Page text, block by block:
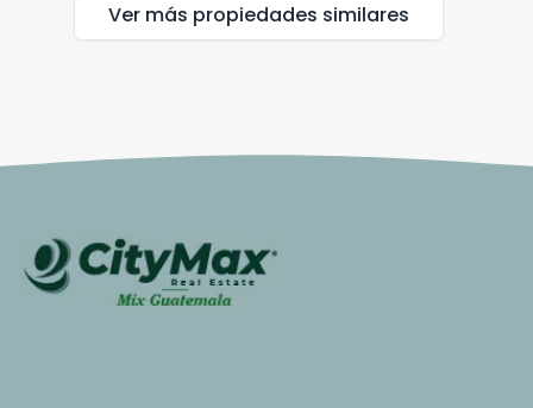
Ver más propiedades similares